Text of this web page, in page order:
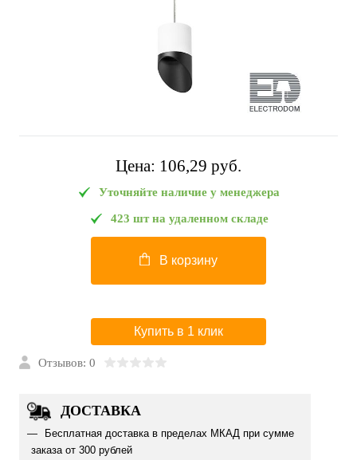
Цена: 106,29 pуб.
Уточняйте наличие у менеджера
423 шт на удаленном складе
В корзину
Купить в 1 клик
Отзывов: 0
ДОСТАВКА
Бесплатная доставка в пределах МКАД при сумме
заказа от 300 рублей